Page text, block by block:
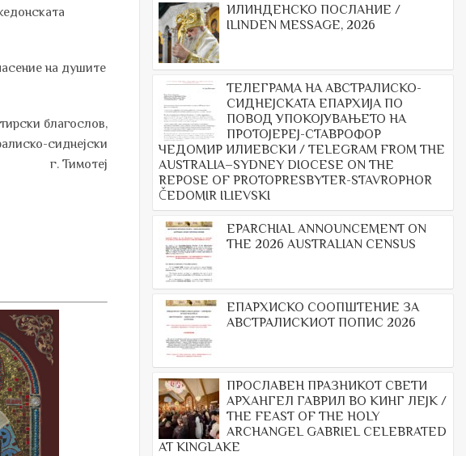
на душите
благослов,
сиднејски
г. Тимотеј
ИЛИНДЕНСКО ПОСЛАНИЕ /
ILINDEN MESSAGE, 2026
ТЕЛЕГРАМА НА АВСТРАЛИСКО-
СИДНЕЈСКАТА ЕПАРХИЈА ПО
ПОВОД УПОКОЈУВАЊЕТО НА
ПРОТОЈЕРЕЈ-СТАВРОФОР
ЧЕДОМИР ИЛИЕВСКИ / TELEGRAM FROM THE
AUSTRALIA–SYDNEY DIOCESE ON THE
REPOSE OF PROTOPRESBYTER-STAVROPHOR
ČEDOMIR ILIEVSKI
EPARCHIAL ANNOUNCEMENT ON
THE 2026 AUSTRALIAN CENSUS
ЕПАРХИСКО СООПШТЕНИЕ ЗА
АВСТРАЛИСКИОТ ПОПИС 2026
ПРОСЛАВЕН ПРАЗНИКОТ СВЕТИ
АРХАНГЕЛ ГАВРИЛ ВО КИНГ ЛЕЈК /
THE FEAST OF THE HOLY
ARCHANGEL GABRIEL CELEBRATED
AT KINGLAKE